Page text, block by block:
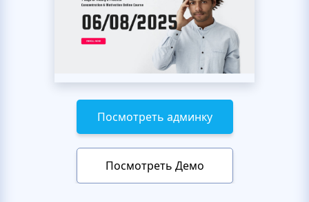
Посмотреть админку
Посмотреть Демо